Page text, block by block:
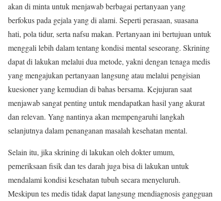
akan di minta untuk menjawab berbagai pertanyaan yang
berfokus pada gejala yang di alami. Seperti perasaan, suasana
hati, pola tidur, serta nafsu makan. Pertanyaan ini bertujuan untuk
menggali lebih dalam tentang kondisi mental seseorang. Skrining
dapat di lakukan melalui dua metode, yakni dengan tenaga medis
yang mengajukan pertanyaan langsung atau melalui pengisian
kuesioner yang kemudian di bahas bersama. Kejujuran saat
menjawab sangat penting untuk mendapatkan hasil yang akurat
dan relevan. Yang nantinya akan mempengaruhi langkah
selanjutnya dalam penanganan masalah kesehatan mental.
Selain itu, jika skrining di lakukan oleh dokter umum,
pemeriksaan fisik dan tes darah juga bisa di lakukan untuk
mendalami kondisi kesehatan tubuh secara menyeluruh.
Meskipun tes medis tidak dapat langsung mendiagnosis gangguan